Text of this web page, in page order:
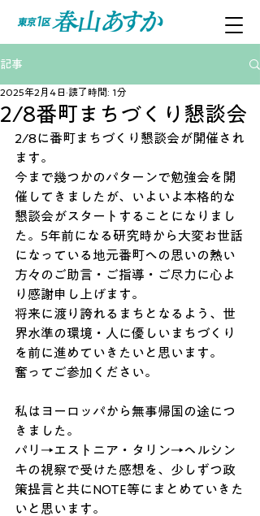
記事
2/8番町まちづくり懇談会
2025年2月4日 読了時間: 1分
2/8に番町まちづくり懇談会が開催され
ます。
今まで幾つかのパターンで勉強会を開
催してきましたが、いよいよ本格的な
懇談会がスタートすることになりまし
た。5年前になる研究時から大変お世話
になっている地元番町への思いの熱い
方々のご助言・ご指導・ご尽力に心よ
り感謝申し上げます。
将来に渡り誇れるまちとなるよう、世
界水準の環境・人に優しいまちづくり
を前に進めていきたいと思います。
奮ってご参加ください。
私はヨーロッパから無事帰国の途につ
きました。
パリ→エストニア・タリン→ヘルシン
キの視察で受けた感想を、少しずつ政
策提言と共にNOTE等にまとめていきた
いと思います。